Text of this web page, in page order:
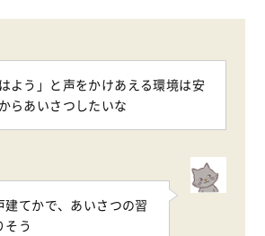
はよう」と声をかけあえる環境は安
らあいさつしたいな
建てかで、あいさつの習
そう